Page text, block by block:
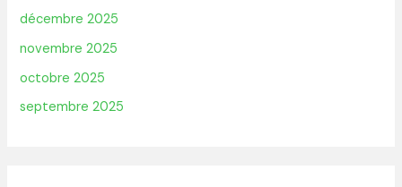
décembre 2025
novembre 2025
octobre 2025
septembre 2025